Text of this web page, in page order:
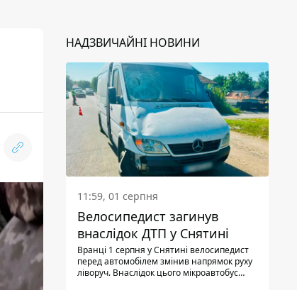
НАДЗВИЧАЙНІ НОВИНИ
11:59, 01 серпня
Велосипедист загинув
внаслідок ДТП у Снятині
Вранці 1 серпня у Снятині велосипедист
перед автомобілем змінив напрямок руху
ліворуч. Внаслідок цього мікроавтобус